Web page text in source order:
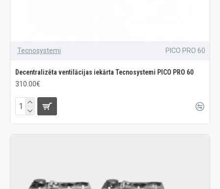
Tecnosystemi PICO PRO 60
Decentralizēta ventilācijas iekārta Tecnosystemi PICO PRO 60
310.00€